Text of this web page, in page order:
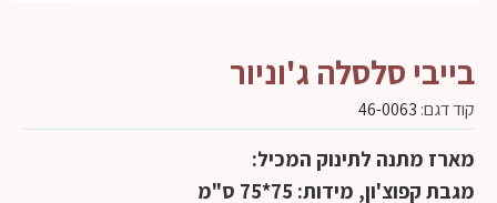
בייבי סלסלה ג'וניור
קוד דגם: 46-0063
מארז מתנה לתינוק המכיל:
מגבת קפוצ'ון, מידות: 75*75 ס"מ